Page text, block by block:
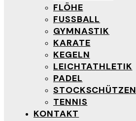
FLÖHE
FUSSBALL
GYMNASTIK
KARATE
KEGELN
LEICHTATHLETIK
PADEL
STOCKSCHÜTZEN
TENNIS
KONTAKT